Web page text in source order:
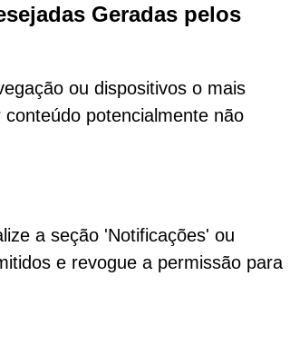
Geradas pelos
ou dispositivos o mais
potencialmente não
a seção 'Notificações' ou
e revogue a permissão para